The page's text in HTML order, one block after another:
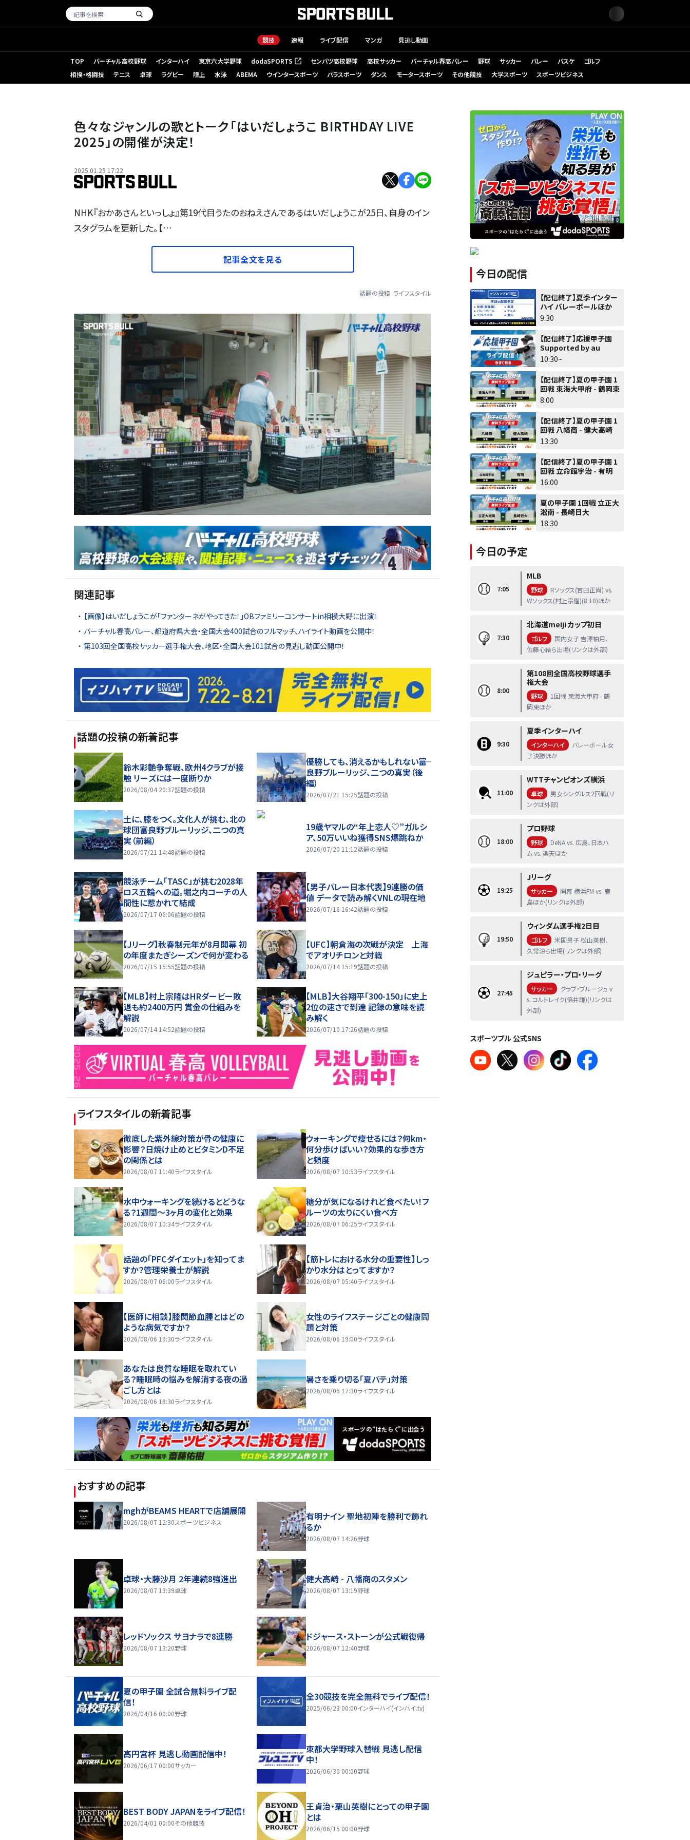
競技 速報 ライブ配信 マンガ 見逃し動画
TOP バーチャル高校野球 インターハイ 東京六大学野球 dodaSPORTS
（新しいタブで開く） センバツ高校野球 高校サッカー バーチャル春高バレー 野球 サッカー バレー バスケ
ゴルフ
相撲・格闘技
テニス 卓球 ラグビー 陸上 水泳 ABEMA ウインタースポーツ パラスポーツ ダンス モータースポーツ その他競技 大学スポーツ スポーツビジネス
色々なジャンルの歌とトーク「はいだしょうこ BIRTHDAY LIVE
2025」の開催が決定！
2025.01.25 17:22
NHK『おかあさんといっしょ』第19代目うたのおねえさんであるはいだしょうこが25日、自身のイン
スタグラムを更新した。【…
記事全文を見る
話題の投稿 ライフスタイル
関連記事
【画像】はいだしょうこが「ファンターネがやってきた！」OBファミリーコンサートin相模大野に出演！
バーチャル春高バレー、都道府県大会・全国大会400試合のフルマッチ、ハイライト動画を公開中！
第103回全国高校サッカー選手権大会、地区・全国大会101試合の見逃し動画公開中！
話題の投稿の新着記事
鈴木彩艶争奪戦、欧州4クラブが接
触 リーズには一度断りか
2026/08/04 20:37話題の投稿
優勝しても、消えるかもしれない――富
良野ブルーリッジ、二つの真実（後
編）
2026/07/21 15:25話題の投稿
土に、膝をつく。文化人が挑む、北の
球団――富良野ブルーリッジ、二つの真
実（前編）
2026/07/21 14:48話題の投稿
19歳ヤマルの“年上恋人♡”ガルシ
ア、50万いいね獲得SNS爆跳ねか
2026/07/20 11:12話題の投稿
競泳チーム「TASC」が挑む2028年
ロス五輪への道。堀之内コーチの人
間性に惹かれて結成
2026/07/17 06:06話題の投稿
【男子バレー日本代表】9連勝の価
値 データで読み解くVNLの現在地
2026/07/16 16:42話題の投稿
【Jリーグ】秋春制元年が8月開幕 初
の年度またぎシーズンで何が変わる
2026/07/15 15:55話題の投稿
【UFC】朝倉海の次戦が決定 上海
でアオリチロンと対戦
2026/07/14 15:19話題の投稿
【MLB】村上宗隆はHRダービー敗
退も約2400万円 賞金の仕組みを
解説
2026/07/14 14:52話題の投稿
【MLB】大谷翔平「300-150」に史上
2位の速さで到達 記録の意味を読
み解く
2026/07/10 17:26話題の投稿
ライフスタイルの新着記事
徹底した紫外線対策が骨の健康に
影響？日焼け止めとビタミンD不足
の関係とは
2026/08/07 11:40ライフスタイル
ウォーキングで痩せるには？何km・
何分歩けばいい？効果的な歩き方
と頻度
2026/08/07 10:53ライフスタイル
水中ウォーキングを続けるとどうな
る？1週間～3ヶ月の変化と効果
2026/08/07 10:34ライフスタイル
糖分が気になるけれど食べたい！フ
ルーツの太りにくい食べ方
2026/08/07 06:25ライフスタイル
話題の「PFCダイエット」を知ってま
すか？管理栄養士が解説
2026/08/07 06:00ライフスタイル
【筋トレにおける水分の重要性】しっ
かり水分はとってますか？
2026/08/07 05:40ライフスタイル
【医師に相談】膝関節血腫とはどの
ような病気ですか？
2026/08/06 19:30ライフスタイル
女性のライフステージごとの健康問
題と対策
2026/08/06 19:00ライフスタイル
あなたは良質な睡眠を取れてい
る？睡眠時の悩みを解消する夜の過
ごし方とは
2026/08/06 18:30ライフスタイル
暑さを乗り切る「夏バテ」対策
2026/08/06 17:30ライフスタイル
おすすめの記事
mghがBEAMS HEARTで店舗展開
2026/08/07 12:30スポーツビジネス
有明ナイン 聖地初陣を勝利で飾れ
るか
2026/08/07 14:26野球
卓球・大藤沙月 2年連続8強進出
2026/08/07 13:39卓球
健大高崎 - 八幡商のスタメン
2026/08/07 13:19野球
レッドソックス サヨナラで8連勝
2026/08/07 13:20野球
ドジャース・ストーンが公式戦復帰
2026/08/07 12:40野球
夏の甲子園 全試合無料ライブ配
信！
2026/04/16 00:00野球
全30競技を完全無料でライブ配信！
2025/06/23 00:00インターハイ(インハイ.tv)
高円宮杯 見逃し動画配信中！
2026/06/17 00:00サッカー
東都大学野球入替戦 見逃し配信
中！
2026/06/30 00:00野球
BEST BODY JAPANをライブ配信！
2026/04/01 00:00その他競技
王貞治・栗山英樹にとっての甲子園
とは
2026/06/15 00:00野球
今日の配信
【配信終了】夏季インター
ハイ バレーボールほか
9:30
【配信終了】応援甲子園
Supported by au
10:30~
【配信終了】夏の甲子園 1
回戦 東海大甲府 - 鶴岡東
8:00
【配信終了】夏の甲子園 1
回戦 八幡商 - 健大高崎
13:30
【配信終了】夏の甲子園 1
回戦 立命館宇治 - 有明
16:00
夏の甲子園 1回戦 立正大
淞南 - 長崎日大
18:30
今日の予定
7:05
MLB
野球
Rソックス(吉田正尚) vs.
Wソックス(村上宗隆)(8:10)ほか
7:30
北海道meiji カップ初日
ゴルフ
国内女子 吉澤柚月、
佐藤心結ら出場(リンクは外部)
8:00
第108回全国高校野球選手
権大会
野球
1回戦 東海大甲府 - 鶴
岡東ほか
9:30
夏季インターハイ
インターハイ
バレーボール女
子決勝ほか
11:00
WTTチャンピオンズ横浜
卓球
男女シングルス2回戦(リ
ンクは外部)
18:00
プロ野球
野球
DeNA vs. 広島、日本ハ
ム vs. 楽天ほか
19:25
Jリーグ
サッカー
開幕 横浜FM vs. 鹿
島ほか(リンクは外部)
19:50
ウィンダム選手権2日目
ゴルフ
米国男子 松山英樹、
久常涼ら出場(リンクは外部)
27:45
ジュピラー・プロ・リーグ
サッカー
クラブ・ブルージュ v
s. コルトレイク(倍井謙)(リンクは
外部)
スポーツブル 公式SNS